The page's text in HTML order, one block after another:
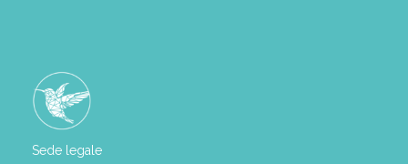
Sede legale